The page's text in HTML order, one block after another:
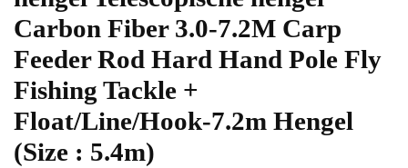
Carbon Fiber 3.0-7.2M Carp
Feeder Rod Hard Hand Pole Fly
Fishing Tackle +
Float/Line/Hook-7.2m Hengel
(Size : 5.4m)